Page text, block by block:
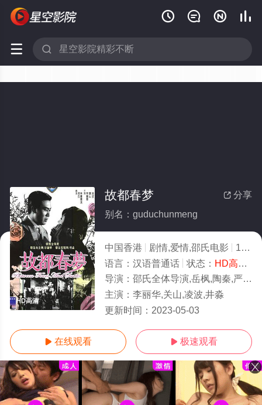
   
 
HD高清
 分享
故都春梦
别名：guduchunmeng
中国香港 剧情,爱情,邵氏电影
1964
语言： 汉语普通话 状态： HD高清
导演： 邵氏全体导演,岳枫,陶秦,严俊,罗臻,何梦华
主演： 李丽华,关山,凌波,井淼
更新时间： 2023-05-03
 在线观看  极速观看